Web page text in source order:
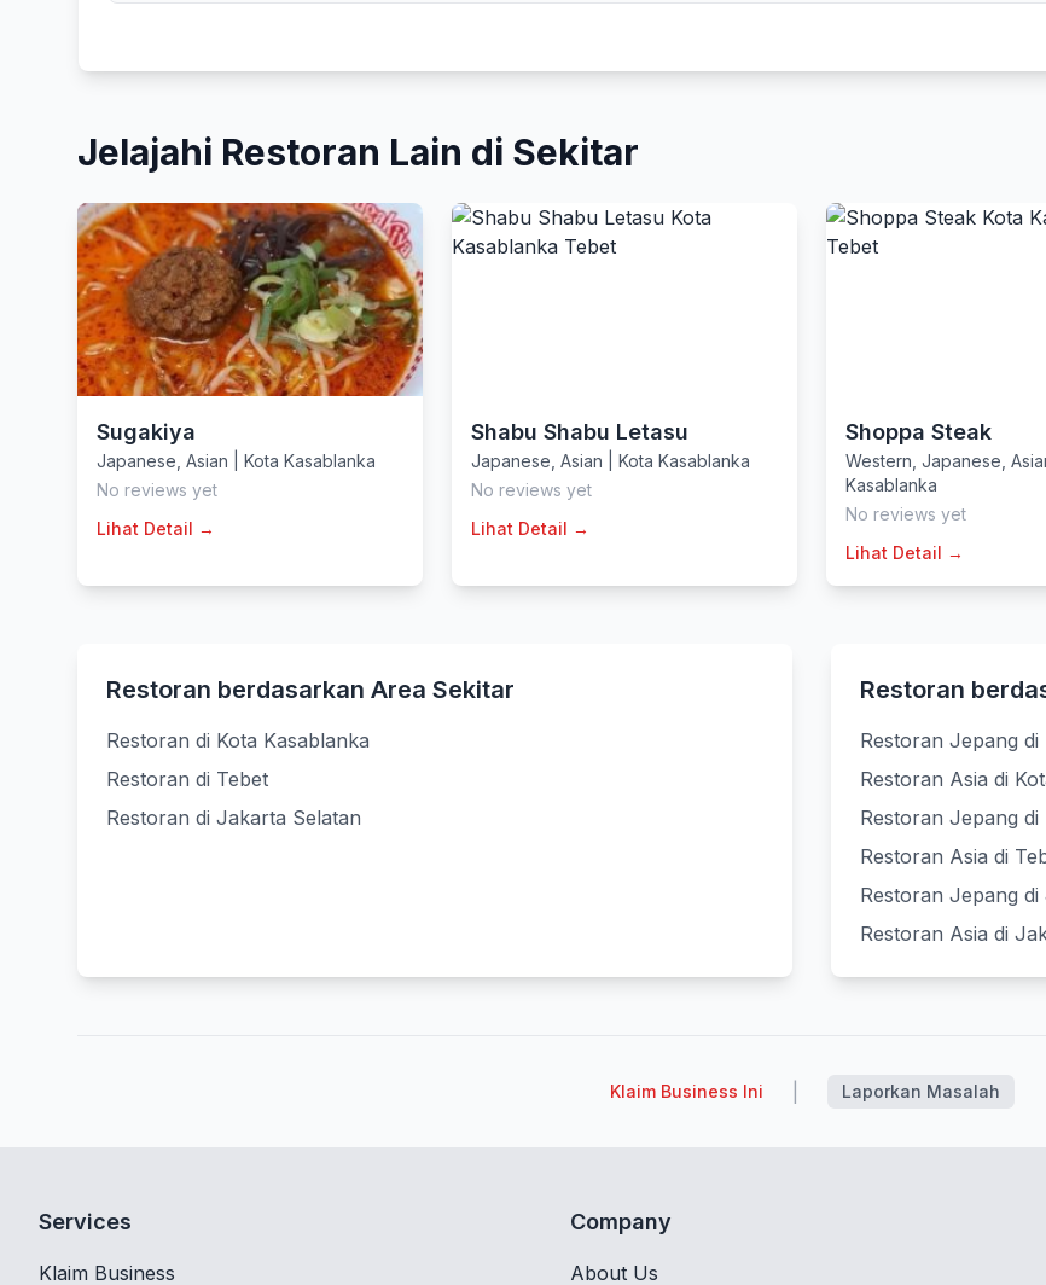
Jelajahi Restoran Lain di Sekitar
Sugakiya
Japanese Asian
Kota Kasablanka
No reviews yet
Lihat Detail →
Shabu Shabu Letasu
Japanese Asian
Kota Kasablanka
No reviews yet
Lihat Detail →
Shoppa Steak
Western Japanese
Kasablanka
No reviews yet
Lihat Detail →
Restoran berdasarkan Area Sekitar
Restoran di Kota Kasablanka
Restoran di Tebet
Restoran di Jakarta Selatan
Restoran
Restoran Jepang di
Restoran Asia di
Restoran Jepang di
Restoran Asia di
Restoran Jepang
Restoran Asia di
Klaim Business Ini Laporkan Masalah
Services
Klaim Business
Company
About Us